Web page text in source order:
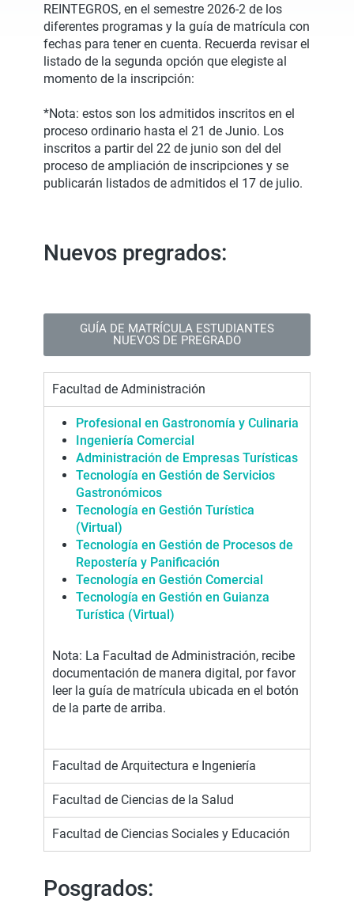
REINTEGROS, en el semestre 2026-2 de los
diferentes programas y la guía de matrícula con
fechas para tener en cuenta. Recuerda revisar el
listado de la segunda opción que elegiste al
momento de la inscripción:
*Nota: estos son los admitidos inscritos en el
proceso ordinario hasta el 21 de Junio. Los
inscritos a partir del 22 de junio son del del
proceso de ampliación de inscripciones y se
publicarán listados de admitidos el 17 de julio.
Nuevos pregrados:
GUÍA DE MATRÍCULA ESTUDIANTES
NUEVOS DE PREGRADO
Facultad de Administración
Profesional en Gastronomía y Culinaria
Ingeniería Comercial
Administración de Empresas Turísticas
Tecnología en Gestión de Servicios
Gastronómicos
Tecnología en Gestión Turística
(Virtual)
Tecnología en Gestión de Procesos de
Repostería y Panificación
Tecnología en Gestión Comercial
Tecnología en Gestión en Guianza
Turística (Virtual)
Nota: La Facultad de Administración, recibe
documentación de manera digital, por favor
leer la guía de matrícula ubicada en el botón
de la parte de arriba.
Facultad de Arquitectura e Ingeniería
Facultad de Ciencias de la Salud
Facultad de Ciencias Sociales y Educación
Posgrados: